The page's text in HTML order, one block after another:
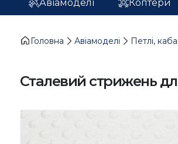
Авіамоделі Коптери
Головна Авіамоделі Петлі,
Сталевий стрижень